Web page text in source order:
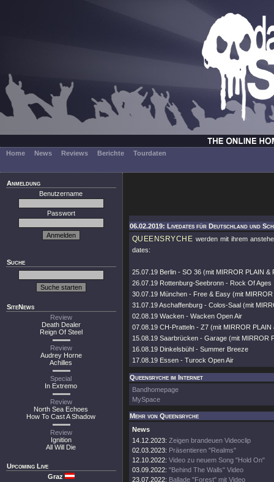
Home News Reviews Berichte Tourdaten
Anmeldung
Benutzername
Passwort
Suche
SiteNews
Review
Death Dealer
Reign Of Steel
Review
Audrey Horne
Achilles
Special
In Extremo
Review
North Sea Echoes
How To Cast A Shadow
Review
Ignition
All Will Die
Upcoming Live
Graz
06.02.2019: Livedates für Deutschland und
QUEENSRYCHE werden mit ihrem
dates:
25.07.19 Berlin - SO 36 (mit MIRROR PLAIN &
26.07.19 Rottenburg-Seebronn - Rock Of Ages
30.07.19 München - Free & Easy (mit
31.07.19 Aschaffenburg - Colos-Saal (mit
02.08.19 Wacken - Wacken Open Air
07.08.19 CH-Pratteln - Z7 (mit MIRROR PLAIN
15.08.19 Saarbrücken - Garage (mit MIRROR
16.08.19 Dinkelsbühl - Summer Breeze
17.08.19 Essen - Turock Open Air
Queensryche im Internet
Bandhomepage
MySpace
Mehr von Queensryche
News
14.12.2023: Zeigen brandeuen Videoclip
02.03.2023: Präsentieren "Realms"
12.10.2022: Video zu neuem Song "Hold On"
03.09.2022: "Behind The Walls" Video
23.07.2022: Ballade "Forest" mit Video